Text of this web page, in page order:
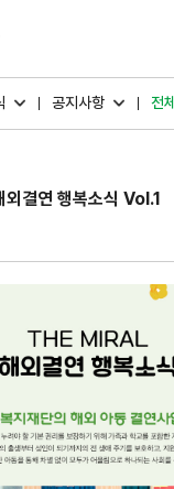
공지사항 전체
결연 행복소식 Vol.1